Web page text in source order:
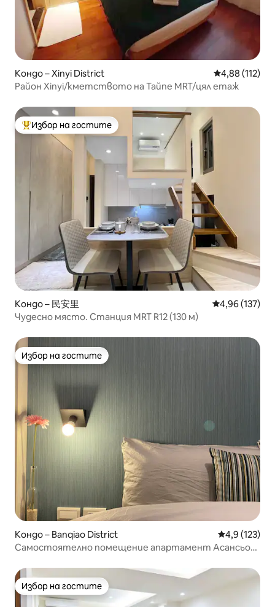
Кондо – Xinyi District Средна
4,88 (112)
Район Xinyi/кметството на Тайпе MRT/цял етаж
Най-популярен избор на гостите
Избор на гостите
Кондо – 民安里 Средна
4,96 (137)
Чудесно място. Станция MRT R12 (130 м)
Избор на гостите
Избор на гостите
Кондо – Banqiao District Средна
4,9 (123)
Самостоятелно помещение апартамент Асансьор
Избор на гостите
Избор на гостите